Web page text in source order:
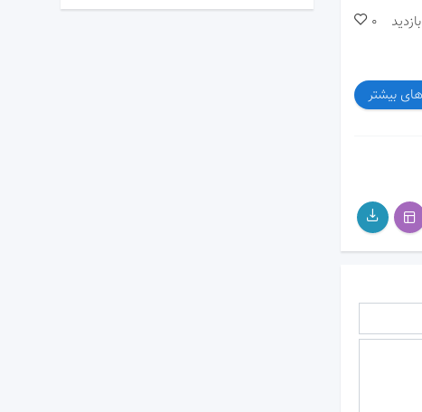
0 بازدید
بیشتر